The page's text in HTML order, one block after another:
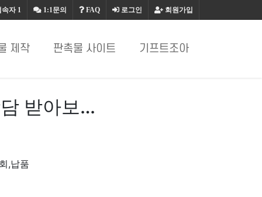
회원가입
로그인
FAQ
1:1문의
속자1
제작 판촉물 사이트 기프트조아
받아보…
,납품